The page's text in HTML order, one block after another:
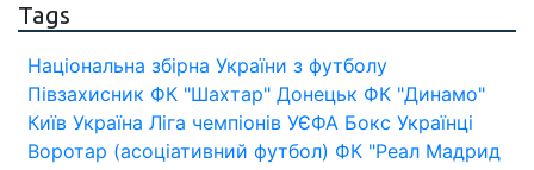
Tags
Національна збірна України з футболу
Півзахисник ФК "Шахтар" Донецьк ФК "Динамо"
Київ Україна Ліга чемпіонів УЄФА Бокс Українці
Воротар (асоціативний футбол) ФК "Реал Мадрид